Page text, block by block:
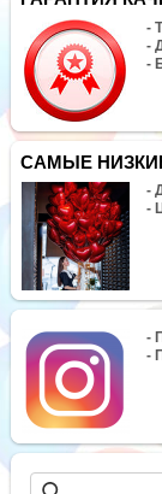
-
-
-
САМЫЕ
-
-
-
-